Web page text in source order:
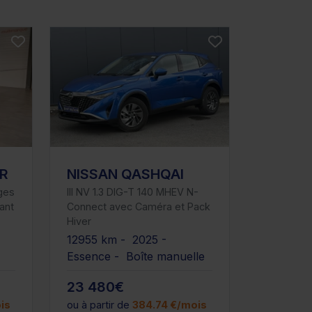
NISSAN QASHQAI
III NV 1.3 DIG-T 140 MHEV N-
Connect avec Caméra et Pack
Hiver
12955 km - 2025 -
Essence - Boîte manuelle
23 480€
ou à partir de 384.74 €/mois